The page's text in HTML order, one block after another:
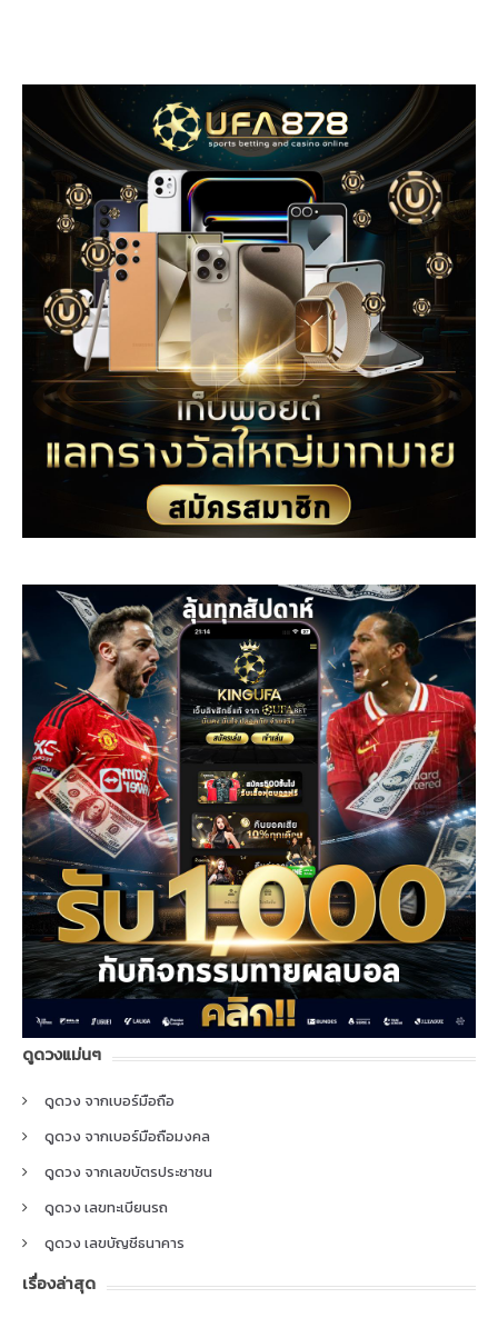
ดูดวงแม่นๆ
ดูดวง จากเบอร์มือถือ
ดูดวง จากเบอร์มือถือมงคล
ดูดวง จากเลขบัตรประชาชน
ดูดวง เลขทะเบียนรถ
ดูดวง เลขบัญชีธนาคาร
เรื่องล่าสุด